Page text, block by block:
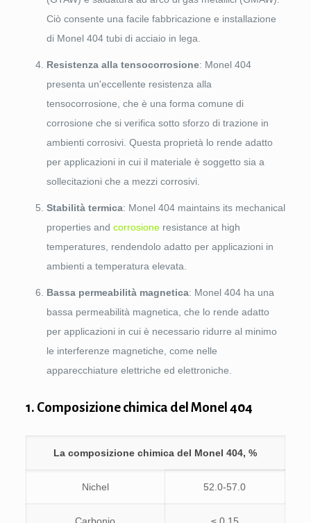
Ciò consente una facile fabbricazione e installazione
di Monel 404 tubi di acciaio in lega.
Resistenza alla tensocorrosione: Monel 404
presenta un'eccellente resistenza alla
tensocorrosione, che è una forma comune di
corrosione che si verifica sotto sforzo di trazione in
ambienti corrosivi. Questa proprietà lo rende adatto
per applicazioni in cui il materiale è soggetto sia a
sollecitazioni che a mezzi corrosivi.
Stabilità termica: Monel 404 maintains its mechanical
properties and corrosione resistance at high
temperatures, rendendolo adatto per applicazioni in
ambienti a temperatura elevata.
Bassa permeabilità magnetica: Monel 404 ha una
bassa permeabilità magnetica, che lo rende adatto
per applicazioni in cui è necessario ridurre al minimo
le interferenze magnetiche, come nelle
apparecchiature elettriche ed elettroniche.
1. Composizione chimica del Monel 404
La composizione chimica del Monel 404, %
Nichel 52.0-57.0
Carbonio ≤ 0.15